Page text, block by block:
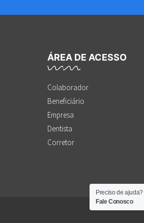
ÁREA DE ACESSO
Colaborador
Beneficiário
Empresa
Dentista
Corretor
Preciso de ajuda?
Fale Conosco